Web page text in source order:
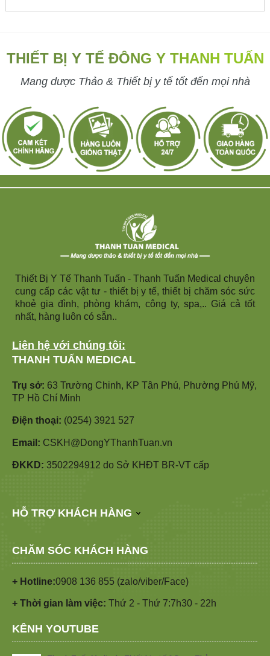
THIẾT BỊ Y TẾ ĐÔNG Y THANH TUẤN
Mang dược Thảo & Thiết bị y tế tốt đến mọi nhà
Thiết Bị Y Tế Thanh Tuấn - Thanh Tuấn Medical chuyên
cung cấp các vật tư - thiết bị y tế, thiết bị chăm sóc sức
khoẻ gia đình, phòng khám, công ty, spa,.. Giá cả tốt
nhất, hàng luôn có sẵn..
Liên hệ với chúng tôi:
THANH TUẤN MEDICAL
Trụ sở: 63 Trường Chinh, KP Tân Phú, Phường Phú Mỹ,
TP Hồ Chí Minh
Điện thoại: (0254) 3921 527
Email: CSKH@DongYThanhTuan.vn
ĐKKD: 3502294912 do Sở KHĐT BR-VT cấp
HỖ TRỢ KHÁCH HÀNG
CHĂM SÓC KHÁCH HÀNG
+ Hotline:0908 136 855 (zalo/viber/Face)
+ Thời gian làm việc: Thứ 2 - Thứ 7:7h30 - 22h
KÊNH YOUTUBE